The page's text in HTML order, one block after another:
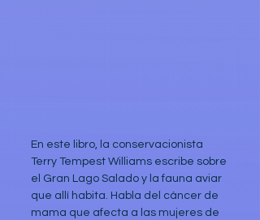
En este libro, la conservacionista
Terry Tempest Williams escribe sobre
el Gran Lago Salado y la fauna aviar
que allí habita. Habla del cáncer de
mama que afecta a las mujeres de